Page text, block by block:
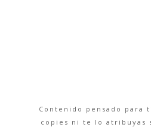
Contenido pensado para
copies ni te lo atribuyas